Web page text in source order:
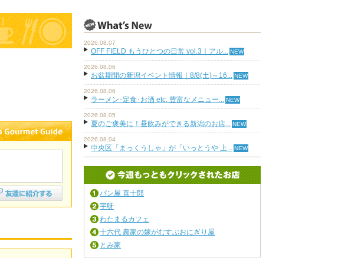
2026.08.07
OFF FIELD もうひとつの日常 vol.3｜アル...
2026.08.06
お盆期間の新潟イベント情報｜8/8(土)～16...
2026.08.06
ラーメン･定食･お酒 etc. 豊富なメニュー...
2026.08.05
夏のご褒美に！昼飲みができる新潟のお店...
2026.08.04
中央区「まっくうしゃ」が「いっとうや 上...
パン屋 喜十郎
宇呀
わたまるカフェ
十六代 農家の嫁がむすぶおにぎり屋
とみ家